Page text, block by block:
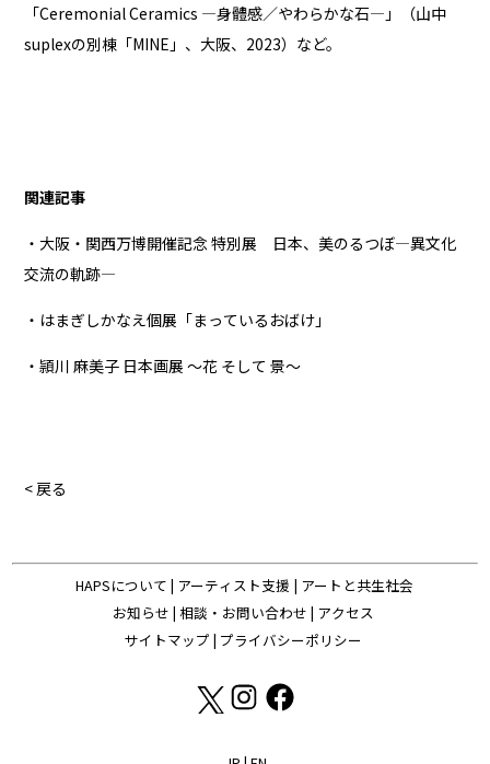
「Ceremonial Ceramics ―身體感／やわらかな石―」（山中
suplexの別棟「MINE」、大阪、2023）など。
関連記事
・大阪・関西万博開催記念 特別展 日本、美のるつぼ―異文化
交流の軌跡―
・はまぎしかなえ個展「まっているおばけ」
・頴川 麻美子 日本画展 ～花 そして 景～
< 戻る
HAPSについて | アーティスト支援 | アートと共生社会
お知らせ | 相談・お問い合わせ | アクセス
サイトマップ | プライバシーポリシー